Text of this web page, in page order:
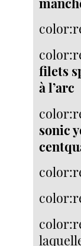
filets
à l’arc
sonic